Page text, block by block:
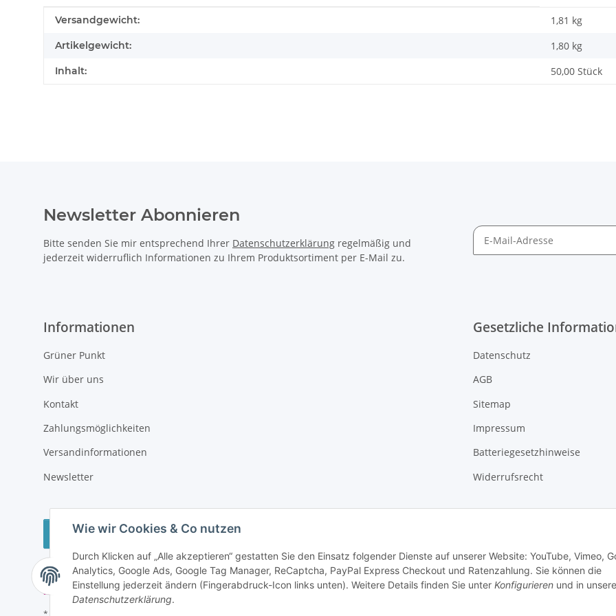
Wie wir Cookies & Co nutzen
Durch Klicken auf „Alle akzeptieren“ gestatten Sie den Einsatz folgender Dienste auf unserer Website: YouTube, Vimeo,
Analytics, Google Ads, Google Tag Manager, ReCaptcha, PayPal Express Checkout und Ratenzahlung. Sie können die
Einstellung jederzeit ändern (Fingerabdruck-Icon links unten). Weitere Details finden Sie unter Konfigurieren und in
Datenschutzerklärung.
Produkteigenschaft
Wert
Versandgewicht: 1,81 kg
Artikelgewicht: 1,80 kg
Inhalt: 50,00 Stück
Newsletter Abonnieren
Bitte senden Sie mir entsprechend Ihrer Datenschutzerklärung regelmäßig und
jederzeit widerruflich Informationen zu Ihrem Produktsortiment per E-Mail zu.
Informationen
Grüner Punkt
Wir über uns
Kontakt
Zahlungsmöglichkeiten
Versandinformationen
Newsletter
Gesetzliche
Datenschutz
AGB
Sitemap
Impressum
Batteriegesetzhinweise
Widerrufsrecht
Vertrag widerrufen
* Alle Preise inkl. gesetzlicher USt., zzgl.